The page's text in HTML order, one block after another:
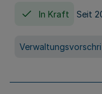
In Kraft Seit